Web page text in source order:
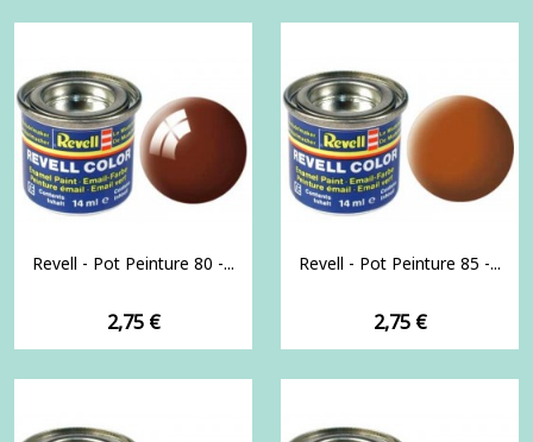
Revell - Pot Peinture 80 -...
Prix
2,75 €
Revell - Pot Peinture 85 -...
Prix
2,75 €